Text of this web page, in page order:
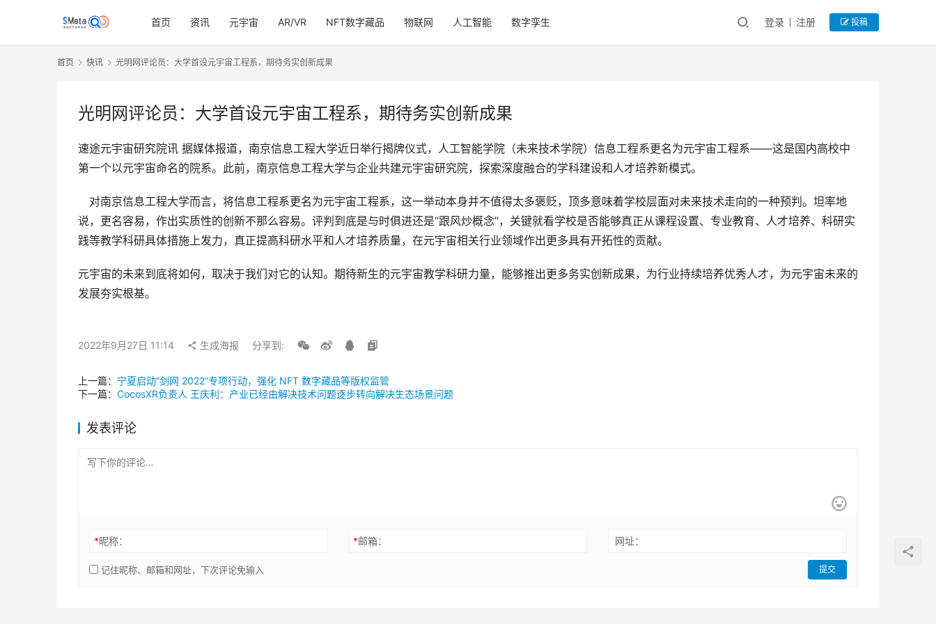
首页 资讯 元宇宙 AR/VR NFT数字藏品 物联网 人工智能 数字孪生 登录 注册 投稿
首页 快讯 光明网评论员：大学首设元宇宙工程系，期待务实创新成果
光明网评论员：大学首设元宇宙工程系，期待务实创新成果
速途元宇宙研究院讯 据媒体报道，南京信息工程大学近日举行揭牌仪式，人工智能学院（未来技术学院）信息工程系更名为元宇宙工程系——这是国内高校中
第一个以元宇宙命名的院系。此前，南京信息工程大学与企业共建元宇宙研究院，探索深度融合的学科建设和人才培养新模式。
对南京信息工程大学而言，将信息工程系更名为元宇宙工程系，这一举动本身并不值得太多褒贬，顶多意味着学校层面对未来技术走向的一种预判。坦率地
说，更名容易，作出实质性的创新不那么容易。评判到底是与时俱进还是“跟风炒概念”，关键就看学校是否能够真正从课程设置、专业教育、人才培养、科研实
践等教学科研具体措施上发力，真正提高科研水平和人才培养质量，在元宇宙相关行业领域作出更多具有开拓性的贡献。
元宇宙的未来到底将如何，取决于我们对它的认知。期待新生的元宇宙教学科研力量，能够推出更多务实创新成果，为行业持续培养优秀人才，为元宇宙未来的
发展夯实根基。
2022年9月27日 11:14 生成海报 分享到:
上一篇： 宁夏启动“剑网 2022”专项行动，强化 NFT 数字藏品等版权监管
下一篇： CocosXR负责人 王庆利：产业已经由解决技术问题逐步转向解决生态场景问题
发表评论
*昵称： *邮箱： 网址：
记住昵称、邮箱和网址，下次评论免输入 提交